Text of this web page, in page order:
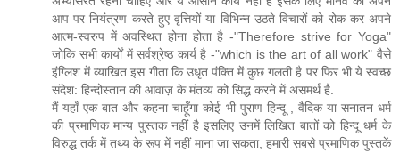
आप पर नियंत्रण करते हुए वृत्तियों या विभिन्न उठते विचारों को रोक कर अपने
आत्म-स्वरुप में अवस्थित होना होता है -"Therefore strive for Yoga"
जोकि सभी कार्यों में सर्वश्रेष्ठ कार्य है -"which is the art of all work" वैसे
इंग्लिश में व्याखित इस गीता कि उधृत पंक्ति में कुछ गलती है पर फिर भी ये स्वच्छ
संदेश: हिन्दोस्तान की आवाज़ के मंतव्य को सिद्ध करने में असमर्थ है.
मैं यहाँ एक बात और कहना चाहूँगा कोई भी पुराण हिन्दू , वैदिक या सनातन धर्म
की प्रमाणिक मान्य पुस्तक नहीं है इसलिए उनमें लिखित बातों को हिन्दू धर्म के
विरुद्ध तर्क में तथ्य के रूप में नहीं माना जा सकता, हमारी सबसे प्रमाणिक पुस्तकें